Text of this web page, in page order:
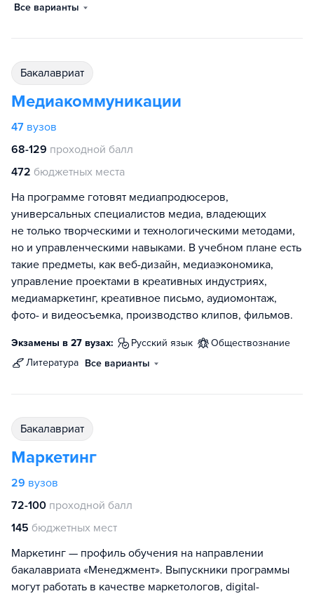
Все варианты
бакалавриат
Медиакоммуникации
47 вузов
68-129 проходной балл
472 бюджетных места
На программе готовят медиапродюсеров,
универсальных специалистов медиа, владеющих
не только творческими и технологическими методами,
но и управленческими навыками. В учебном плане есть
такие предметы, как веб-дизайн, медиаэкономика,
управление проектами в креативных индустриях,
медиамаркетинг, креативное письмо, аудиомонтаж,
фото- и видеосъемка, производство клипов, фильмов.
Экзамены в 27 вузах: русский язык
обществознание
литература Все варианты
бакалавриат
Маркетинг
29 вузов
72-100 проходной балл
145 бюджетных мест
Маркетинг — профиль обучения на направлении
бакалавриата «Менеджмент». Выпускники программы
могут работать в качестве маркетологов, digital-